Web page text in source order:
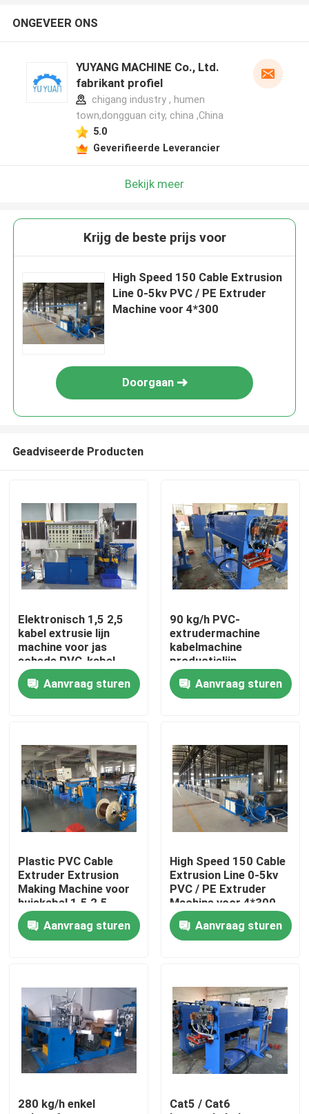
Producten
Video's
Fabriekstocht
Kwaliteitscontrole
Vraag een offerte
Cable Extruder Machine
Draadtrekkers
ONGEVEER ONS
YUYANG MACHINE Co., Ltd.
fabrikant profiel
chigang industry , humen
town,dongguan city, china ,China
5.0
Geverifieerde Leverancier
Bekijk meer
Krijg de beste prijs voor
High Speed 150 Cable Extrusion
Line 0-5kv PVC / PE Extruder
Machine voor 4*300
Doorgaan
Geadviseerde Producten
Elektronisch 1,5 2,5
kabel extrusie lijn
machine voor jas
schede PVC-kabel
Aanvraag sturen
90 kg/h PVC-
extrudermachine
kabelmachine
productielijn
Aanvraag sturen
Plastic PVC Cable
Extruder Extrusion
Making Machine voor
huiskabel 1.5 2.5
Aanvraag sturen
High Speed 150 Cable
Extrusion Line 0-5kv
PVC / PE Extruder
Machine voor 4*300
Aanvraag sturen
280 kg/h enkel
Cat5 / Cat6